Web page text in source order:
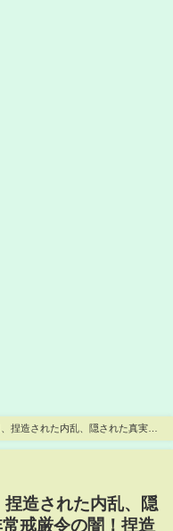
捏造された内乱、隠された真実』
と巨大な罠の全容〜隠された真実
造された内乱、隠
戒厳令の闇！捏造